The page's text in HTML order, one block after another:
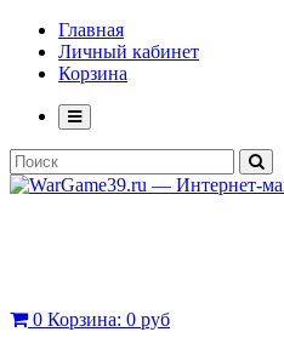
Главная
Личный кабинет
Корзина
0 Корзина: 0 руб